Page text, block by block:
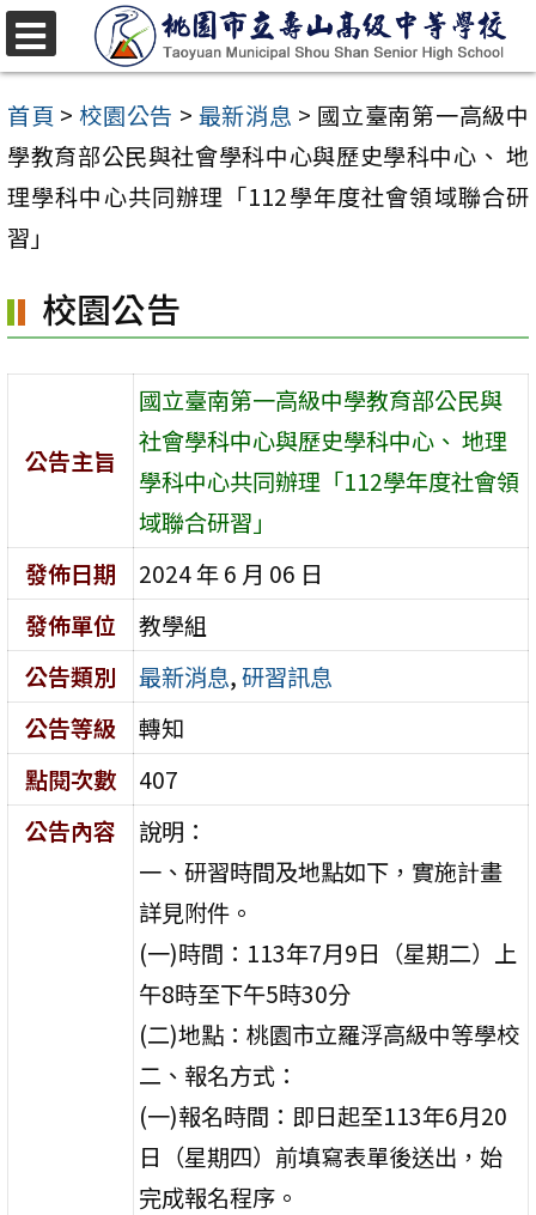
跳
至
主
要
內
容
首頁 > 校園公告 > 最新消息 > 國立臺南第一高級中
學教育部公民與社會學科中心與歷史學科中心、 地
理學科中心共同辦理「112學年度社會領域聯合研
習」
校園公告
公告主旨
國立臺南第一高級中學教育部公民與
社會學科中心與歷史學科中心、 地理
學科中心共同辦理「112學年度社會領
域聯合研習」
發佈日期
2024 年 6 月 06 日
發佈單位
教學組
公告類別
最新消息,研習訊息
公告等級
轉知
點閱次數
407
公告內容
說明：
一、研習時間及地點如下，實施計畫
詳見附件。
(一)時間：113年7月9日（星期二）上
午8時至下午5時30分
(二)地點：桃園市立羅浮高級中等學校
二、報名方式：
(一)報名時間：即日起至113年6月20
日（星期四）前填寫表單後送出，始
完成報名程序。
選
單